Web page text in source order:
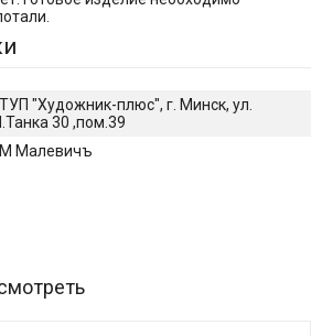
"Художник-плюс", г. Минск, ул.
30 ,пом.39
Малевичъ